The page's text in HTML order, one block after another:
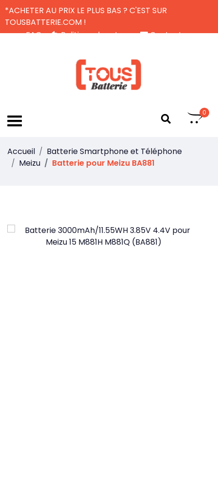
*ACHETER AU PRIX LE PLUS BAS ? C'EST SUR
TOUSBATTERIE.COM !
FAQ
Politique de retour
Contactez-nous
0
Accueil
Batterie Smartphone et Téléphone
Meizu
Batterie pour Meizu BA881